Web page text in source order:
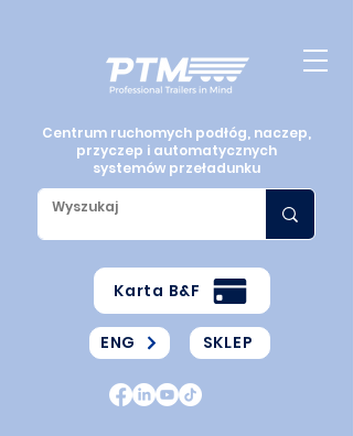
Centrum ruchomych podłóg, naczep,
przyczep i automatycznych
systemów przeładunku
Karta B&F
ENG SKLEP